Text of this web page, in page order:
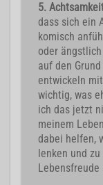
5.
dass sich ein
komisch
oder
auf den
entwickeln
wichtig, was
ich das jetzt
meinem
dabei helfen,
lenken und